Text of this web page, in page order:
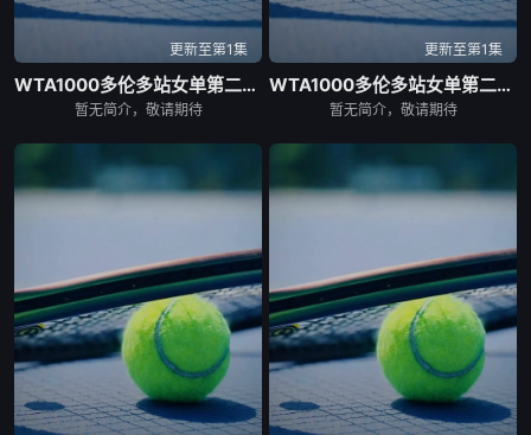
更新至第1集
WTA1000多伦多站女单第二轮：戴伊VS高芙
暂无简介，敬请期待
更新至第1集
WTA1000多伦多站女单第二轮：帕克斯VS伊埃拉
暂无简介，敬请期待